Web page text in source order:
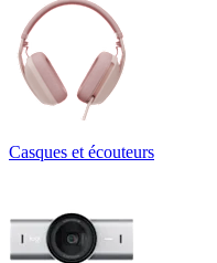
Casques et écouteurs